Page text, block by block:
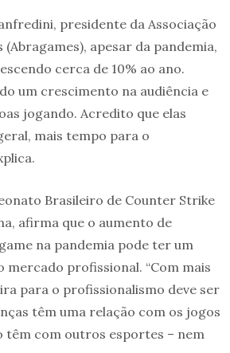
presidente da Associação
(Abragames), apesar da pandemia,
cerca de 10% ao ano.
um crescimento na audiência e
jogando. Acredito que elas
mais tempo para o
Brasileiro de Counter Strike
afirma que o aumento de
na pandemia pode ter um
mercado profissional. “Com mais
para o profissionalismo deve ser
têm uma relação com os jogos
têm com outros esportes – nem